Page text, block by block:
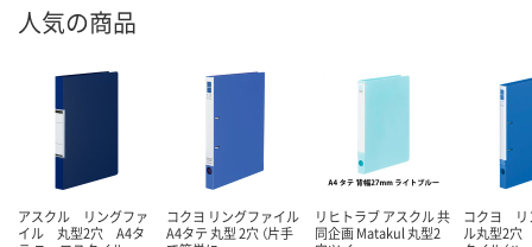
人気の商品
アスクル リングファ
イル 丸型2穴 A4タ
コクヨ リングファイル
A4タテ 丸型 2穴 （片手
リヒトラブ アスクル 共
同企画 Matakul 丸型2
コクヨ リ
ル丸型2